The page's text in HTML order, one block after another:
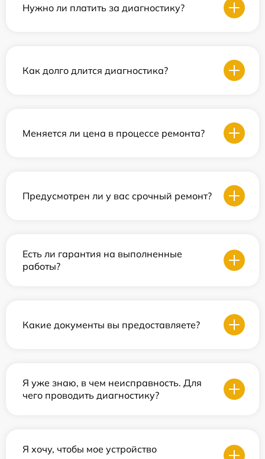
Нужно ли платить за диагностику?
Как долго длится диагностика?
Меняется ли цена в процессе ремонта?
Предусмотрен ли у вас срочный ремонт?
Есть ли гарантия на выполненные
работы?
Какие документы вы предоставляете?
Я уже знаю, в чем неисправность. Для
чего проводить диагностику?
Я хочу, чтобы мое устройство